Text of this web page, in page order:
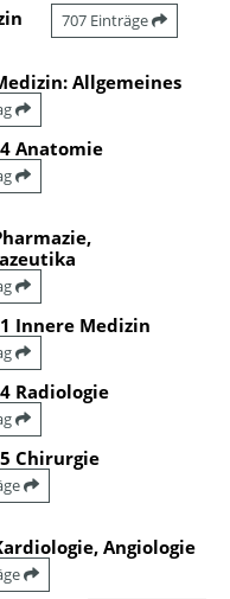
707 Einträge
Allgemeines
Anatomie
Innere Medizin
Radiologie
Chirurgie
Angiologie